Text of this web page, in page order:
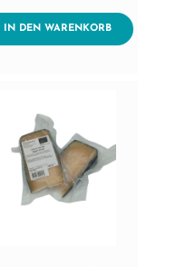
IN DEN WARENKORBADDTOCART